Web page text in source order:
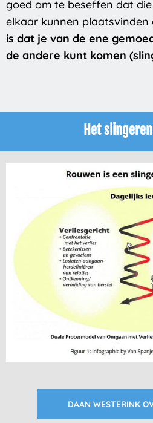
goed om te beseffen dat die
elkaar kunnen plaatsvinden
is dat je van de ene
de andere kunt komen
Het
DAAN WESTERINK